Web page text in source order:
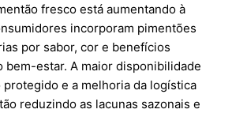
fresco está aumentando à
incorporam pimentões
por sabor, cor e benefícios
bem-estar. A maior disponibilidade
e a melhoria da logística
reduzindo as lacunas sazonais e